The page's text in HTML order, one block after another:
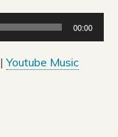
00:00
|Youtube Music